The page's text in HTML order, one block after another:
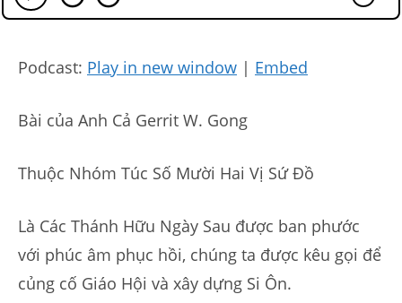
Podcast: Play in new window | Embed
Bài của Anh Cả Gerrit W. Gong
Thuộc Nhóm Túc Số Mười Hai Vị Sứ Đồ
Là Các Thánh Hữu Ngày Sau được ban phước
với phúc âm phục hồi, chúng ta được kêu gọi để
củng cố Giáo Hội và xây dựng Si Ôn.